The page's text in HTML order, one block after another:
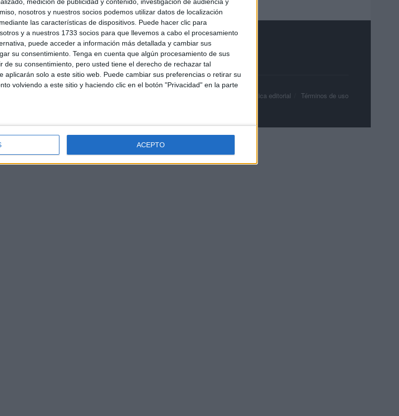
medición de publicidad y contenido, investigación de audiencia y
nosotros y nuestros socios podemos utilizar datos de localización
las características de dispositivos. Puede hacer clic para
y a nuestros 1733 socios para que llevemos a cabo el procesamiento
puede acceder a información más detallada y cambiar sus
su consentimiento. Tenga en cuenta que algún procesamiento de sus
de su consentimiento, pero usted tiene el derecho de rechazar tal
aplicarán solo a este sitio web. Puede cambiar sus preferencias o retirar su
volviendo a este sitio y haciendo clic en el botón "Privacidad" en la parte
ACEPTO
Política editorial Términos de uso